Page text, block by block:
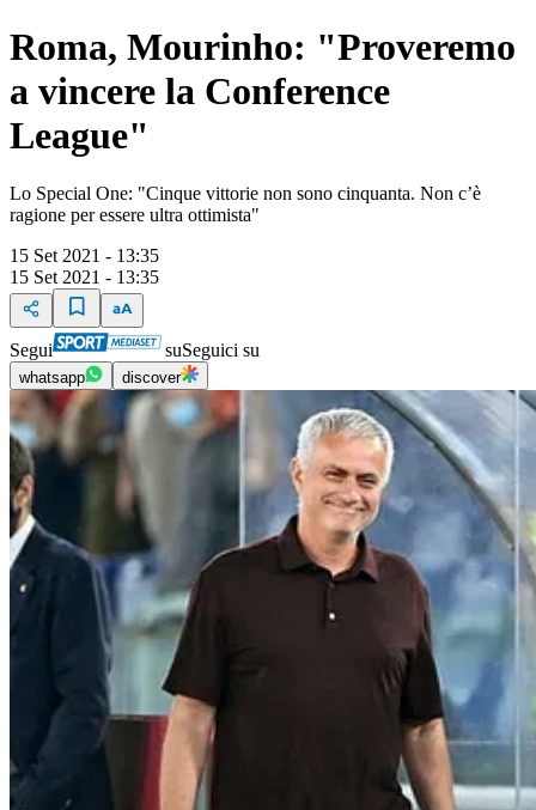
Roma, Mourinho: "Proveremo
a vincere la Conference
League"
Lo Special One: "Cinque vittorie non sono cinquanta. Non c’è
ragione per essere ultra ottimista"
15 Set 2021 - 13:35
15 Set 2021 - 13:35
Segui suSeguici su
whatsapp discover